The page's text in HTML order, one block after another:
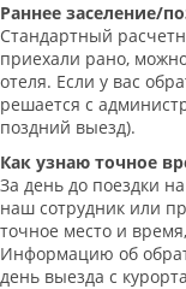
Раннее заселение/
Стандартный
приехали рано,
отеля. Если у вас
решается с
поздний выезд).
Как узнаю точное
За день до поездки
наш сотрудник или
точное место и
Информацию об
день выезда с